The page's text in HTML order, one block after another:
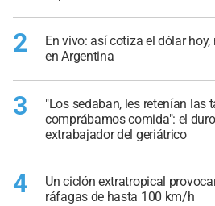
2
En vivo: así cotiza el dólar
en Argentina
3
"Los sedaban, les retenían las
comprábamos comida": el
extrabajador del geriátrico
4
Un ciclón extratropical
ráfagas de hasta 100 km/h